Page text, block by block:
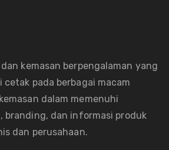
kemasan berpengalaman yang
cetak pada berbagai macam
dalam memenuhi
branding, dan informasi produk
dan perusahaan.